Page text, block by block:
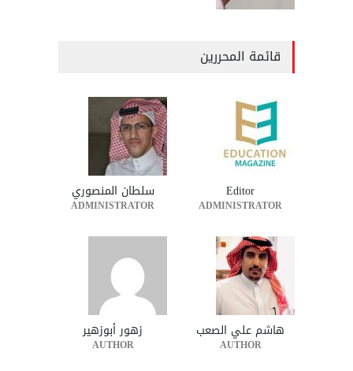
قائمة المحررين
Editor
ADMINISTRATOR
سلطان المنصوري
ADMINISTRATOR
هاشم علي الصعب
AUTHOR
زهور أبوزهير
AUTHOR